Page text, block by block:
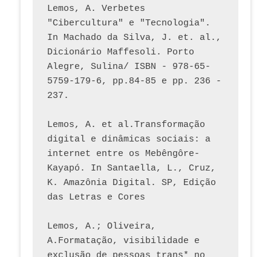
Lemos, A. Verbetes
"Cibercultura" e "Tecnologia".
In Machado da Silva, J. et. al.,
Dicionário Maffesoli. Porto
Alegre, Sulina/ ISBN - 978-65-
5759-179-6, pp.84-85 e pp. 236 -
237.
Lemos, A. et al.Transformação
digital e dinâmicas sociais: a
internet entre os Mebêngôre-
Kayapó. In Santaella, L., Cruz,
K. Amazônia Digital. SP, Edição
das Letras e Cores
Lemos, A.; Oliveira,
A.Formatação, visibilidade e